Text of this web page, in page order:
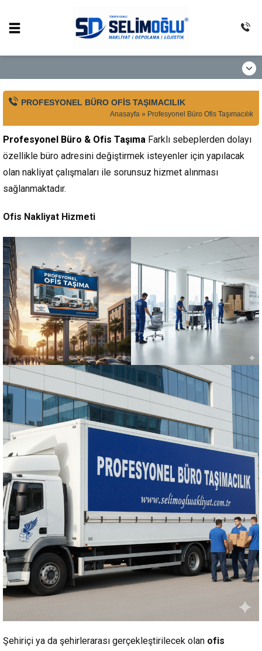
PROFESYONEL BÜRO OFIS TAŞIMACILIK
Anasayfa » Profesyonel Büro Ofis Taşımacılık
Profesyonel Büro & Ofis Taşıma Farklı sebeplerden dolayı
özellikle büro adresini değiştirmek isteyenler için yapılacak
olan nakliyat çalışmaları ile sorunsuz hizmet alınması
sağlanmaktadır.
Ofis Nakliyat Hizmeti
Şehiriçi ya da şehirlerarası gerçekleştirilecek olan ofis